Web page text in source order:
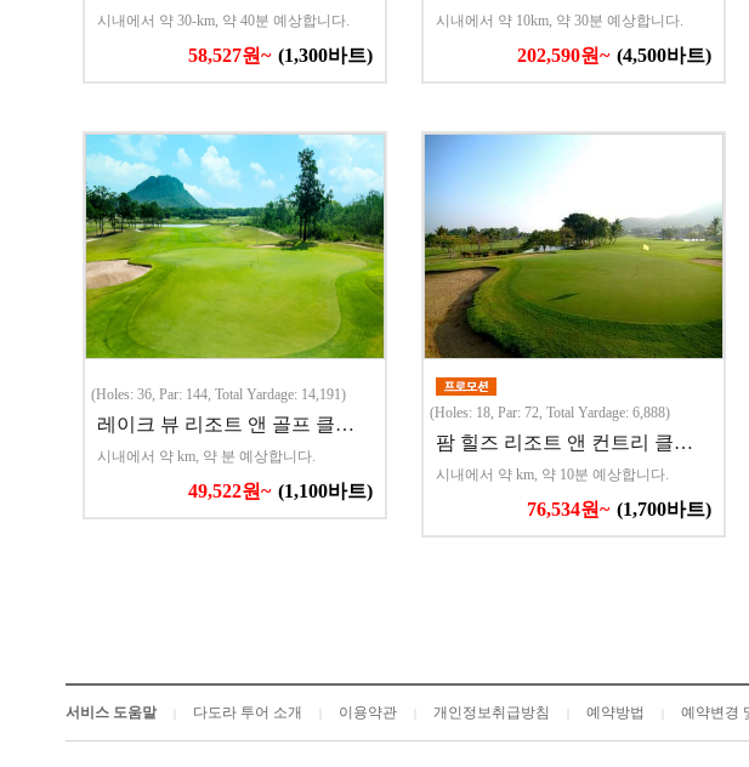
시내에서 약 30-km, 약 40분 예상합니다.
58,527원~ (1,300바트)
시내에서 약 10km, 약 30분 예상합니다.
202,590원~ (4,500바트)
(Holes: 36, Par: 144, Total Yardage: 14,191)
레이크 뷰 리조트 앤 골프 클…
시내에서 약 km, 약 분 예상합니다.
49,522원~ (1,100바트)
(Holes: 18, Par: 72, Total Yardage: 6,888)
팜 힐즈 리조트 앤 컨트리 클…
시내에서 약 km, 약 10분 예상합니다.
76,534원~ (1,700바트)
서비스 도움말 다도라 투어 소개 이용약관 개인정보취급방침 예약방법 예약변경